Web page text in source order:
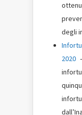
degli
2020